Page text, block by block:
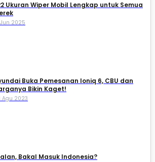
Ukuran Wiper Mobil Lengkap untuk Semua
Jun 2025
Buka Pemesanan Ioniq 6, CBU dan
Bikin Kaget!
Agu 2023
Bakal Masuk Indonesia?